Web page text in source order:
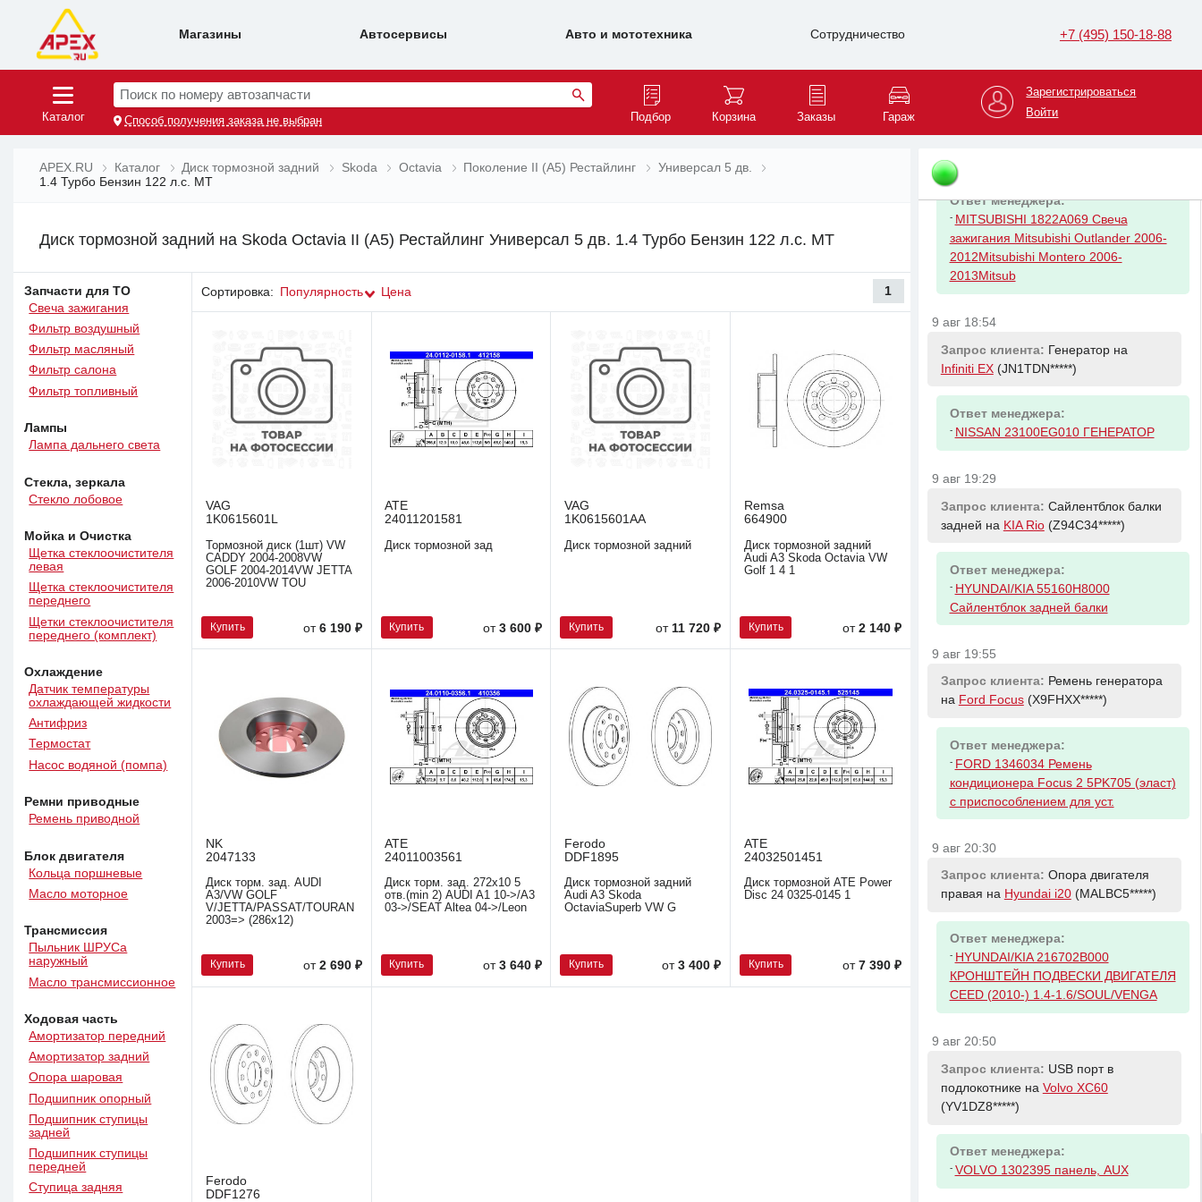
Магазины Автосервисы Авто и мототехника Сотрудничество +7 (495) 150-18-88
Каталог
Поиск по номеру автозапчасти
Способ получения заказа не выбран Подбор Корзина Заказы Гараж
Зарегистрироваться
Войти
APEX.RU Каталог Диск тормозной задний Skoda Octavia Поколение II (A5) Рестайлинг
Универсал 5 дв.
1.4 Турбо Бензин 122 л.с. MT
Диск тормозной задний на Skoda Octavia II (A5) Рестайлинг Универсал 5 дв. 1.4 Турбо Бензин 122 л.с. MT
Запчасти для ТО
Свеча зажигания
Фильтр воздушный
Фильтр масляный
Фильтр салона
Фильтр топливный
Лампы
Лампа дальнего света
Стекла, зеркала
Стекло лобовое
Мойка и Очистка
Щетка стеклоочистителя
левая
Щетка стеклоочистителя
переднего
Щетки стеклоочистителя
переднего (комплект)
Охлаждение
Датчик температуры
охлаждающей жидкости
Антифриз
Термостат
Насос водяной (помпа)
Ремни приводные
Ремень приводной
Блок двигателя
Кольца поршневые
Масло моторное
Трансмиссия
Пыльник ШРУСа
наружный
Масло трансмиссионное
Ходовая часть
Амортизатор передний
Амортизатор задний
Опора шаровая
Подшипник опорный
Подшипник ступицы
задней
Подшипник ступицы
передней
Ступица задняя
Сортировка: Популярность Цена 1
VAG
1K0615601L
Тормозной диск (1шт) VW
CADDY 2004-2008VW
GOLF 2004-2014VW JETTA
2006-2010VW TOU
Купить от6 190 ₽
ATE
24011201581
Диск тормозной зад
Купить от 3 600 ₽
VAG
1K0615601AA
Диск тормозной задний
Купить от 11 720 ₽
Remsa
664900
Диск тормозной задний
Audi A3 Skoda Octavia VW
Golf 1 4 1
Купить от 2 140 ₽
NK
2047133
Диск торм. зад. AUDI
A3/VW GOLF
V/JETTA/PASSAT/TOURAN
2003=> (286x12)
Купить от2 690 ₽
ATE
24011003561
Диск торм. зад. 272x10 5
отв.(min 2) AUDI A1 10->/A3
03->/SEAT Altea 04->/Leon
Купить от 3 640 ₽
Ferodo
DDF1895
Диск тормозной задний
Audi A3 Skoda
OctaviaSuperb VW G
Купить от3 400 ₽
ATE
24032501451
Диск тормозной ATE Power
Disc 24 0325-0145 1
Купить от 7 390 ₽
Ferodo
DDF1276
MITSUBISHI MD303148 Прокладка
9 авг 18:43
Запрос клиента:Свеча зажигания на
Ответ менеджера:
- MITSUBISHI 1822A069 Свеча
зажигания Mitsubishi Outlander 2006-
2012Mitsubishi Montero 2006-
2013Mitsub
9 авг 18:54
Запрос клиента: Генератор на
Infiniti EX(JN1TDN*****)
Ответ менеджера:
- NISSAN 23100EG010 ГЕНЕРАТОР
9 авг 19:29
Запрос клиента: Сайлентблок балки
задней на KIA Rio(Z94C34*****)
Ответ менеджера:
- HYUNDAI/KIA 55160H8000
Сайлентблок задней балки
9 авг 19:55
Запрос клиента: Ремень генератора
на Ford Focus(X9FHXX*****)
Ответ менеджера:
- FORD 1346034 Ремень
кондиционера Focus 2 5PK705 (эласт)
с приспособлением для уст.
9 авг 20:30
Запрос клиента: Опора двигателя
правая на Hyundai i20(MALBC5*****)
Ответ менеджера:
- HYUNDAI/KIA 216702B000
КРОНШТЕЙН ПОДВЕСКИ ДВИГАТЕЛЯ
CEED (2010-) 1.4-1.6/SOUL/VENGA
9 авг 20:50
Запрос клиента: USB порт в
подлокотнике на Volvo XC60
(YV1DZ8*****)
Ответ менеджера:
- VOLVO 1302395 панель, AUX